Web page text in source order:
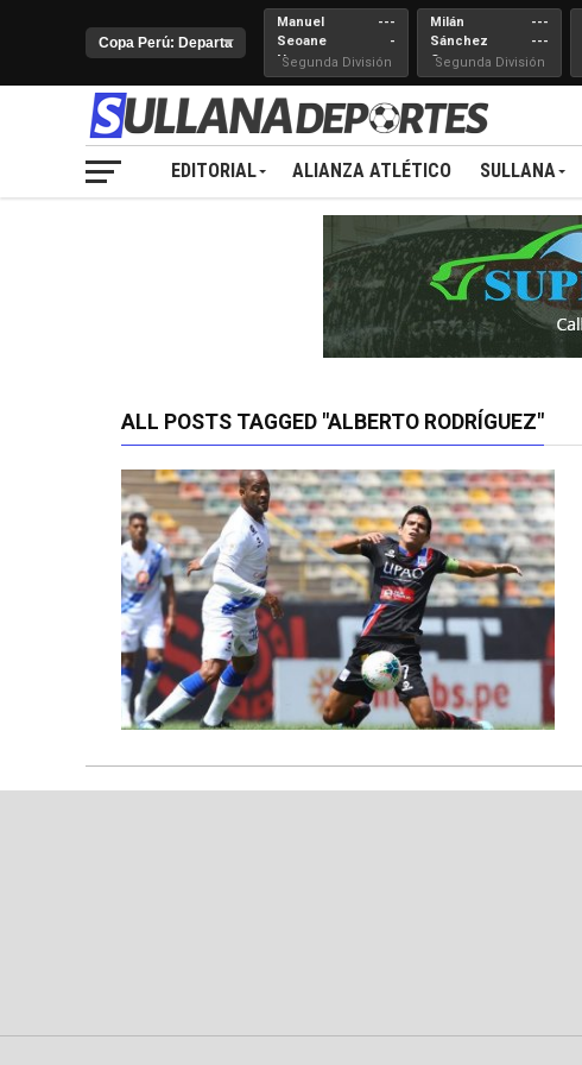
Manuel
Seoane
Nueva
Juventud
---
-
Segunda División
Milán
Sánchez
Cerro
---
---
Segunda División
EDITORIAL ALIANZA ATLÉTICO SULLANA
ALL POSTS TAGGED "ALBERTO RODRÍGUEZ"